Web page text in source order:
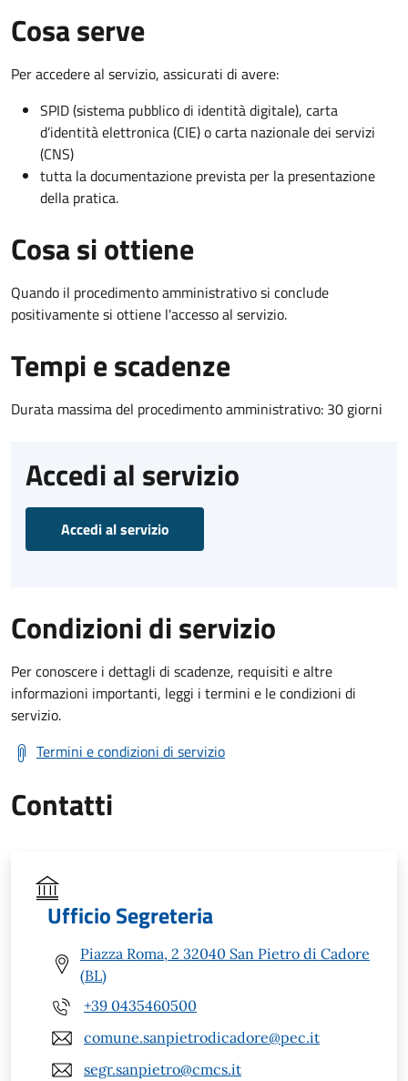
Cosa serve
Per accedere al servizio, assicurati di avere:
SPID (sistema pubblico di identità digitale), carta
d’identità elettronica (CIE) o carta nazionale dei servizi
(CNS)
tutta la documentazione prevista per la presentazione
della pratica.
Cosa si ottiene
Quando il procedimento amministrativo si conclude
positivamente si ottiene l'accesso al servizio.
Tempi e scadenze
Durata massima del procedimento amministrativo: 30 giorni
Accedi al servizio
Accedi al servizio
Condizioni di servizio
Per conoscere i dettagli di scadenze, requisiti e altre
informazioni importanti, leggi i termini e le condizioni di
servizio.
Termini e condizioni di servizio
Contatti
Ufficio Segreteria
Piazza Roma, 2 32040 San Pietro di Cadore
(BL)
+39 0435460500
comune.sanpietrodicadore@pec.it
segr.sanpietro@cmcs.it